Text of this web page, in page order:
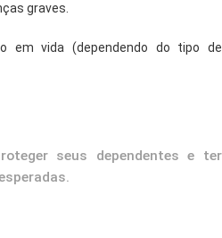
graves.
em vida (dependendo do tipo de
seus dependentes e ter